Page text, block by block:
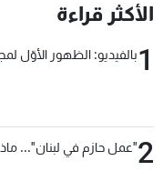
الأكثر قراءة
1بالفيديو: الظهور الأوّل
2"عمل حازم في لبنان"...